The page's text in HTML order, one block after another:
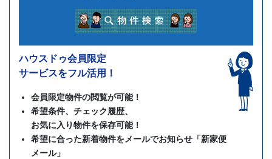
ハウスドゥ会員限定
サービスをフル活用！
会員限定物件の閲覧が可能！
希望条件、チェック履歴、
お気に入り物件を保存可能！
希望に合った新着物件をメールでお知らせ「新家便
メール」